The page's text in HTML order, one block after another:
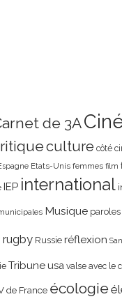
de 3A
culture côté
Etats-Unis femmes film
IEP international
Musique
rugby Russie réflexion
Tribune usa valse avec le
de France écologie